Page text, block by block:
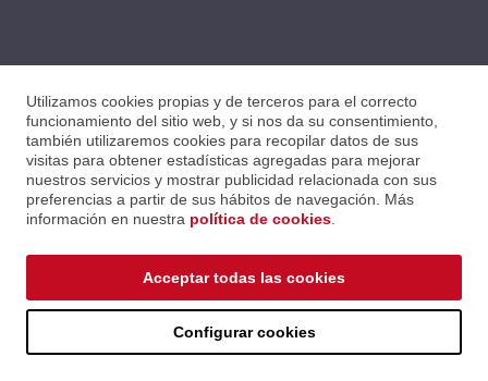
© 2026 ALGAM IBÉRICA HOLDING
Tel. +34 934 221
soporte@algamiberica.com
Utilizamos cookies propias y de terceros para el correcto
funcionamiento del sitio web, y si nos da su consentimiento,
también utilizaremos cookies para recopilar datos de sus
visitas para obtener estadísticas agregadas para mejorar
nuestros servicios y mostrar publicidad relacionada con sus
preferencias a partir de sus hábitos de navegación. Más
información en nuestra política de cookies
Configurar cookies
Acceptar todas las cookies